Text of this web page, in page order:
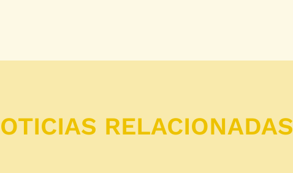
RELACIONADAS